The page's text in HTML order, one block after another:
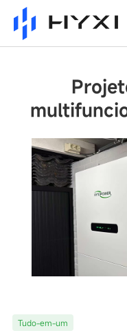
Tudo-em-um